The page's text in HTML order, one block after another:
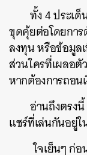
ทั้ง 4 ประเด็
ขุดคุ้ยต่อโดยการ
ลงทุน หรือข้อมูล
ส่วนใครที่เผลอตั
หากต้องการถอน
อ่านถึงตรง
แชร์ที่เล่นกันอยู่
ใจเย็นๆ ก่